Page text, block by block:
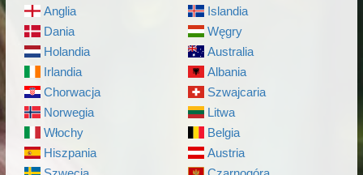
Anglia
Dania
Holandia
Irlandia
Chorwacja
Norwegia
Włochy
Hiszpania
Islandia
Węgry
Australia
Albania
Szwajcaria
Litwa
Belgia
Austria